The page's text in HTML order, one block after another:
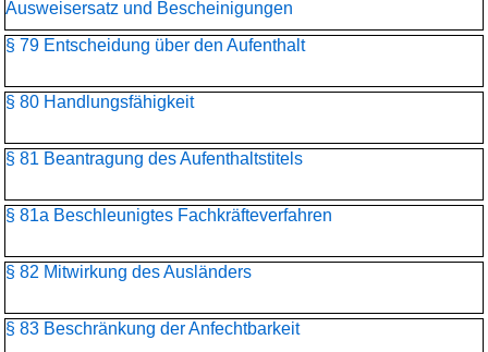
Ausweisersatz und Bescheinigungen
§ 79 Entscheidung über den Aufenthalt
§ 80 Handlungsfähigkeit
§ 81 Beantragung des Aufenthaltstitels
§ 81a Beschleunigtes Fachkräfteverfahren
§ 82 Mitwirkung des Ausländers
§ 83 Beschränkung der Anfechtbarkeit